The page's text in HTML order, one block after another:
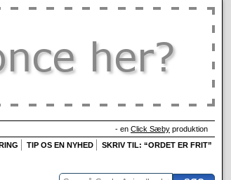
- en Click Sæby produktion
TIP OS EN NYHED SKRIV TIL: “ORDET ER FRIT”